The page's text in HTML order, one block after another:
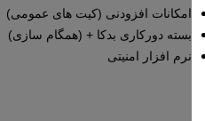
امکانات افزودنی (کیت های عمومی)
بسته دورکاری بدکا + (همگام سازی)
نرم افزار امنیتی